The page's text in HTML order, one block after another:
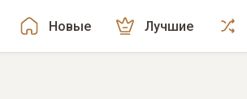
Новые Лучшие